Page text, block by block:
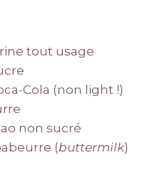
tout usage
Cola (non light !)
non sucré
(buttermilk)